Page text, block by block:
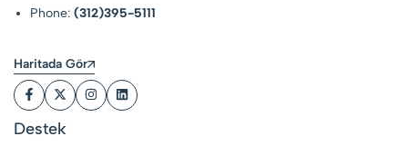
Phone:(312)395-5111
Haritada Gör
Destek